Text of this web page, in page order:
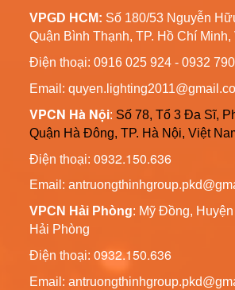
Bản Vẽ Trụ Đèn Chiếu
Sáng Cao Áp Đường
Liên hệ
Vườn Đèn Led
Liên hệ
Cột Trang Trí Đèn Led
Liên hệ
Trụ Đèn Tín Hiệu Chớp
Vàng Năng Lượng Mặt
VPGD HCM: Số 180/53 Nguyễn
Quận Bình Thạnh, TP. Hồ Chí Minh,
Điện thoại: 0916 025 924 - 0932
Email:
VPCN Hà Nội: Số 78, Tổ 3 Đa Sĩ,
Quận Hà Đông, TP. Hà Nội, Việt
Điện thoại: 0932.150.636
Email:
VPCN Hải Phòng: Mỹ Đồng,
Hải Phòng
Điện thoại: 0932.150.636
Email: